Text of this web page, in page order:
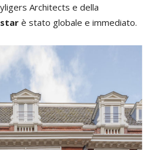
Architects e della
è stato globale e immediato.